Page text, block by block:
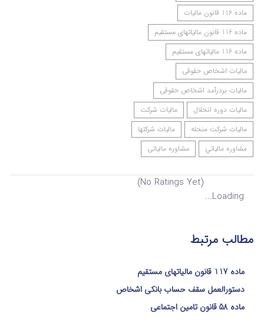
ماده 116 قانون مالیات
ماده 116 قانون مالیاتهای مستقیم
ماده 116 مالیاتهای مستقیم
مالیات اشخاص حقوقی
مالیات بردرآمد اشخاص حقوقی
مالیات دوره انحلال
مالیات شرکت
مالیات شرکت منحله
مالیات شرکتها
مشاوره مالياتي
مشاوره مالیاتی
(No Ratings Yet)
Loading...
مطالب مرتبط
ماده 117 قانون مالیاتهای مستقیم
دستورالعمل سقف حساب بانکی اشخاص
ماده 58 قانون تامین اجتماعی